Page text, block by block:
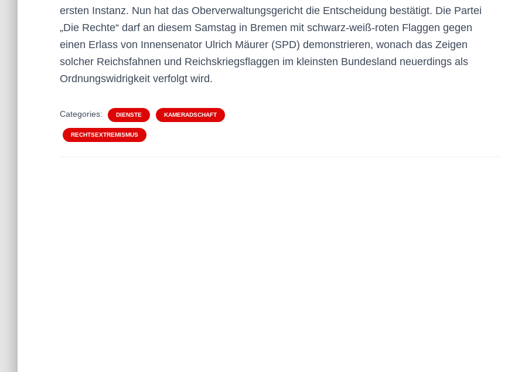
ersten Instanz. Nun hat das Oberverwaltungsgericht die Entscheidung bestätigt. Die Partei
„Die Rechte“ darf an diesem Samstag in Bremen mit schwarz-weiß-roten Flaggen gegen
einen Erlass von Innensenator Ulrich Mäurer (SPD) demonstrieren, wonach das Zeigen
solcher Reichsfahnen und Reichskriegsflaggen im kleinsten Bundesland neuerdings als
Ordnungswidrigkeit verfolgt wird.
Categories: DIENSTE KAMERADSCHAFT
RECHTSEXTREMISMUS